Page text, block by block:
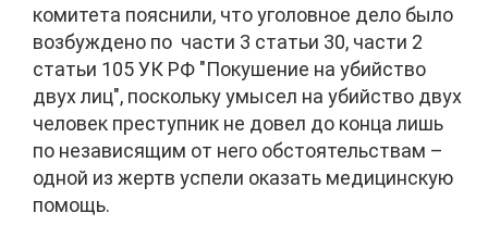
комитета пояснили, что уголовное дело было
возбуждено по части 3 статьи 30, части 2
статьи 105 УК РФ "Покушение на убийство
двух лиц", поскольку умысел на убийство двух
человек преступник не довел до конца лишь
по независящим от него обстоятельствам –
одной из жертв успели оказать медицинскую
помощь.